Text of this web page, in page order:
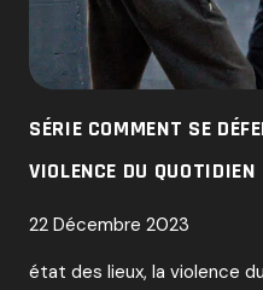
SÉRIE COMMENT SE
VIOLENCE DU QUOTIDIEN
22 Décembre 2023
état des lieux, la violence